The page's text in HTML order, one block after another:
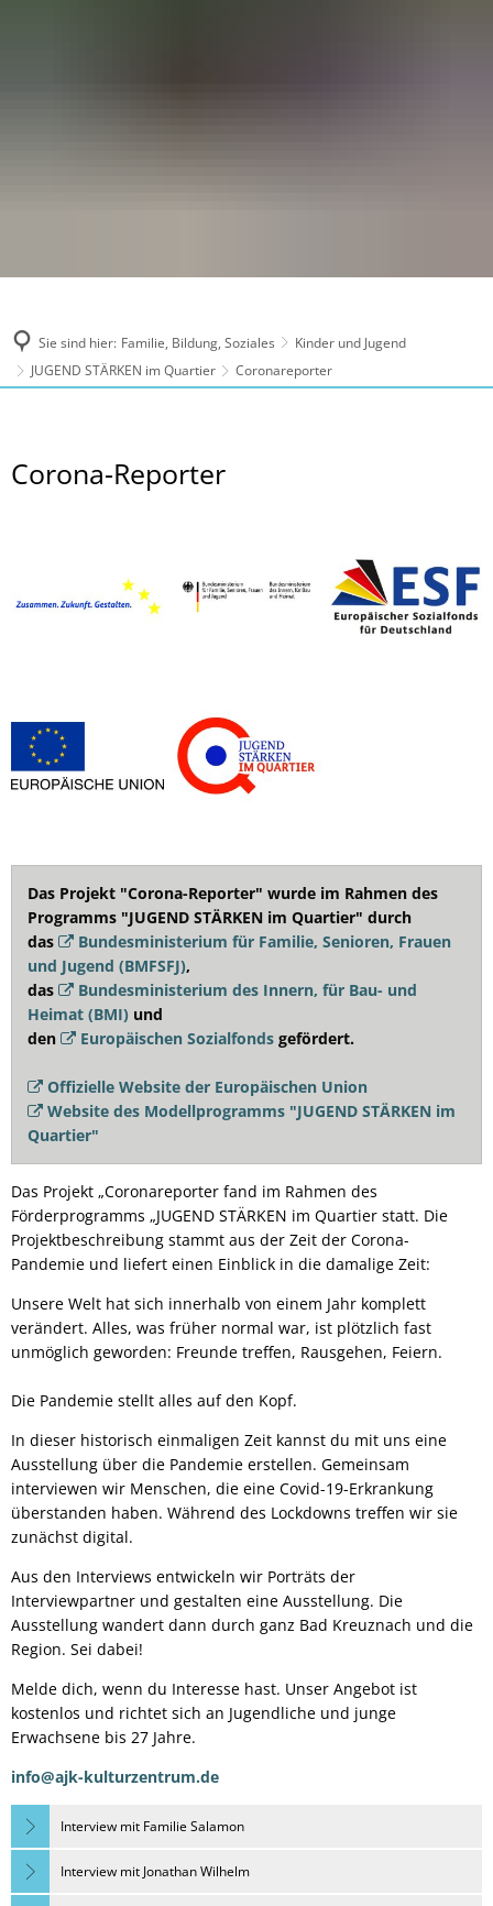
Sie sind hier: Familie, Bildung, Soziales
Kinder und Jugend
JUGEND STÄRKEN im Quartier
Coronareporter
Coronareporter
Corona-Reporter
Das Projekt "Corona-Reporter" wurde im Rahmen des
Programms "JUGEND STÄRKEN im Quartier" durch
das
Bundesministerium für Familie, Senioren, Frauen
und Jugend (BMFSFJ),
das
Bundesministerium des Innern, für Bau- und
Heimat (BMI) und
den
Europäischen Sozialfondsgefördert.
Offizielle Website der Europäischen Union
Website des Modellprogramms "JUGEND STÄRKEN im
Quartier"
Das Projekt „Coronareporter fand im Rahmen des
Förderprogramms „JUGEND STÄRKEN im Quartier statt. Die
Projektbeschreibung stammt aus der Zeit der Corona-
Pandemie und liefert einen Einblick in die damalige Zeit:
Unsere Welt hat sich innerhalb von einem Jahr komplett
verändert. Alles, was früher normal war, ist plötzlich fast
unmöglich geworden: Freunde treffen, Rausgehen, Feiern.
Die Pandemie stellt alles auf den Kopf.
In dieser historisch einmaligen Zeit kannst du mit uns eine
Ausstellung über die Pandemie erstellen. Gemeinsam
interviewen wir Menschen, die eine Covid-19-Erkrankung
überstanden haben. Während des Lockdowns treffen wir sie
zunächst digital.
Aus den Interviews entwickeln wir Porträts der
Interviewpartner und gestalten eine Ausstellung. Die
Ausstellung wandert dann durch ganz Bad Kreuznach und die
Region. Sei dabei!
Melde dich, wenn du Interesse hast. Unser Angebot ist
kostenlos und richtet sich an Jugendliche und junge
Erwachsene bis 27 Jahre.
info@ajk-kulturzentrum.de
Interview mit Familie Salamon
Interview mit Jonathan Wilhelm